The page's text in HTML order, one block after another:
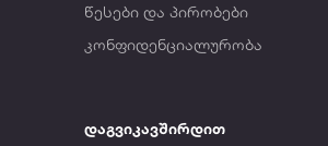
წესები და პირობები
კონფიდენციალურობა
დაგვიკავშირდით